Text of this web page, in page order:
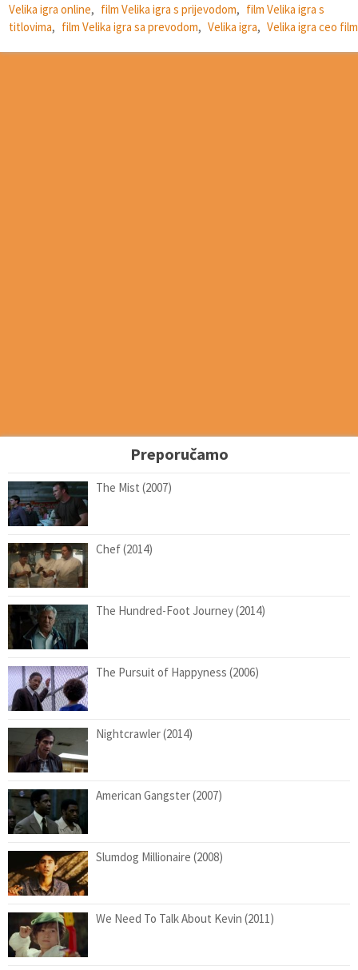
Velika igra online, film Velika igra s prijevodom, film Velika igra s
titlovima, film Velika igra sa prevodom, Velika igra, Velika igra ceo film
Preporučamo
The Mist (2007)
Chef (2014)
The Hundred-Foot Journey (2014)
The Pursuit of Happyness (2006)
Nightcrawler (2014)
American Gangster (2007)
Slumdog Millionaire (2008)
We Need To Talk About Kevin (2011)